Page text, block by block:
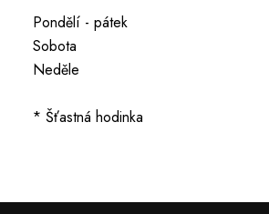
Pondělí - pátek
Sobota
Neděle
* Šťastná hodinka